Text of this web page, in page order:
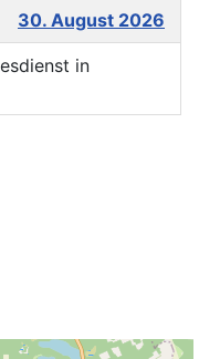
30. August 2026
in